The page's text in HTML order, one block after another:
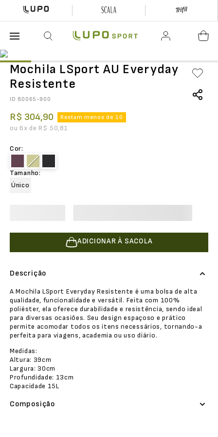
Mochila LSport AU Everyday
Resistente
ID 80065-900
R$ 304,90 Restam menos de 10
ou 6x de R$ 50,81
Cor:
Tamanho:
Único
ADICIONAR À SACOLA
Descrição
A Mochila LSport Everyday Resistente é uma bolsa de alta
qualidade, funcionalidade e versátil. Feita com 100%
poliéster, ela oferece durabilidade e resistência, sendo ideal
para diversas ocasiões. Seu design espaçoso e prático
permite acomodar todos os itens necessários, tornando-a
perfeita para viagens, academia ou uso diário.
Medidas:
Altura: 39cm
Largura: 30cm
Profundidade: 13cm
Capacidade 15L
Composição